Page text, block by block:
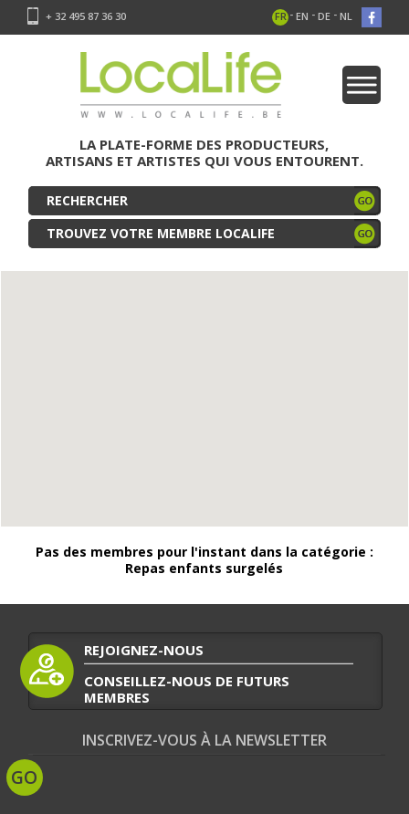
+ 32 495 87 36 30 FR - EN - DE - NL
LA PLATE-FORME DES PRODUCTEURS,
ARTISANS ET ARTISTES QUI VOUS ENTOURENT.
TROUVEZ VOTRE MEMBRE LOCALIFE
Pas des membres pour l'instant dans la catégorie :
Repas enfants surgelés
REJOIGNEZ-NOUS
CONSEILLEZ-NOUS DE FUTURS
MEMBRES
INSCRIVEZ-VOUS À LA NEWSLETTER